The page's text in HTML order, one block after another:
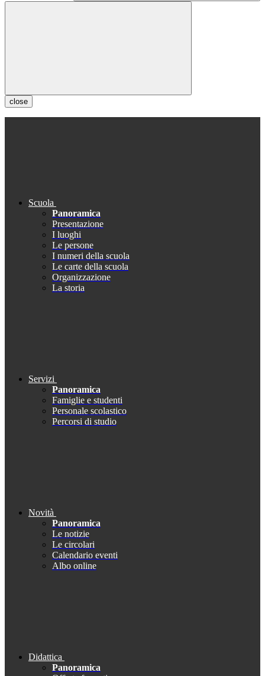
close
Scuola
Panoramica
Presentazione
I luoghi
Le persone
I numeri della scuola
Le carte della scuola
Organizzazione
La storia
Servizi
Panoramica
Famiglie e studenti
Personale scolastico
Percorsi di studio
Novità
Panoramica
Le notizie
Le circolari
Calendario eventi
Albo online
Didattica
Panoramica